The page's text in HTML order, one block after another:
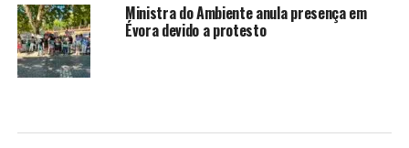
Ministra do Ambiente anula presença em
Évora devido a protesto